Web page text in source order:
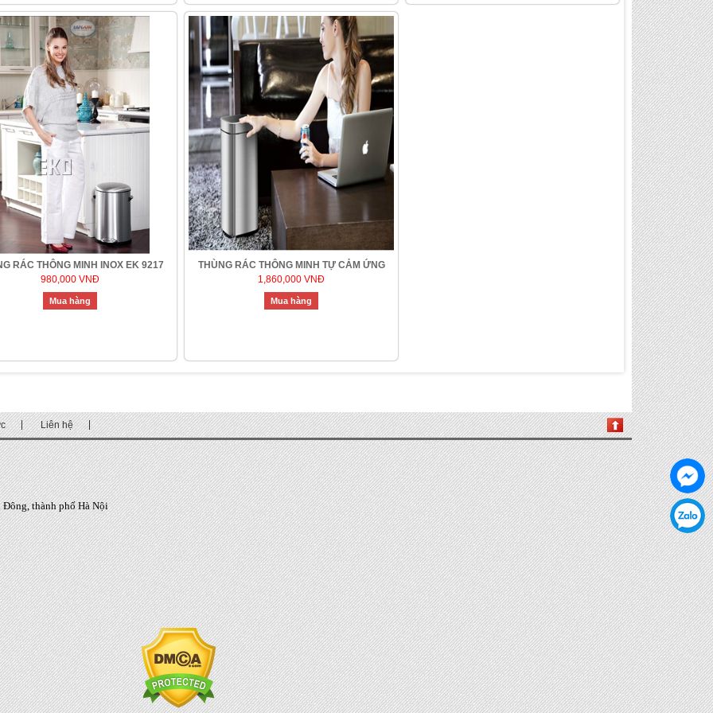
RÁC THÔNG MINH INOX EK 9217
980,000 VNĐ
Mua hàng
THÙNG RÁC THÔNG MINH TỰ CẢM ỨNG
1,860,000 VNĐ
Mua hàng
Liên hệ
thành phố Hà Nội